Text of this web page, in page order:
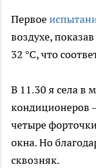
Первое
воздухе,
32 °C, что
В 11.30 я села в
кондиционеров
четыре
окна. Но
сквозняк.